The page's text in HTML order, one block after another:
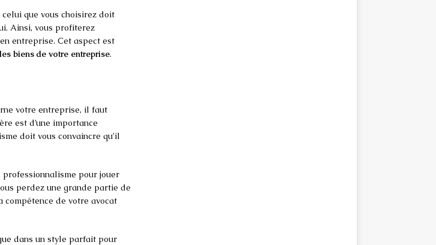
que vous choisirez doit
Ainsi, vous profiterez
entreprise. Cet aspect est
biens de votre entreprise.
votre entreprise, il faut
est d’une importance
doit vous convaincre qu’il
professionnalisme pour jouer
perdez une grande partie de
de votre avocat
dans un style parfait pour